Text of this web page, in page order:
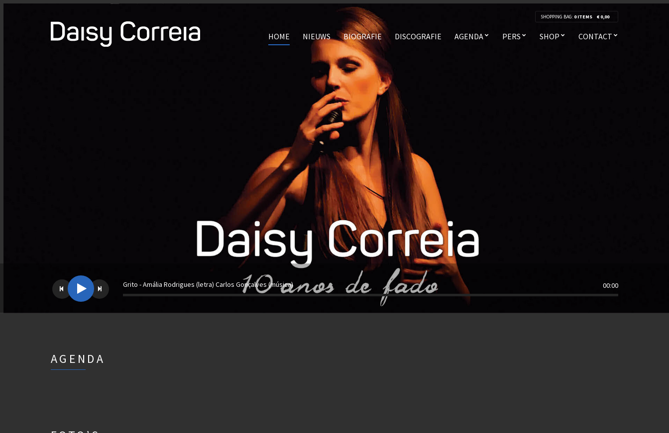
SHOPPING BAG: 0 ITEMS € 0,00
HOME NIEUWS BIOGRAFIE DISCOGRAFIE AGENDA PERS SHOP CONTACT
Grito - Amália Rodrigues (letra) Carlos Gonçalves (música) 00:00
AGENDA